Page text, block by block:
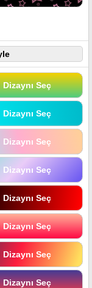
Dizaynı Seç
Dizaynı Seç
Dizaynı Seç
Dizaynı Seç
Dizaynı Seç
Dizaynı Seç
Dizaynı Seç
Dizaynı Seç